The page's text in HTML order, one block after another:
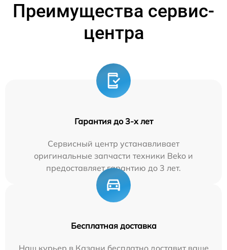
Преимущества сервис-
центра
Гарантия до 3-х лет
Сервисный центр устанавливает
оригинальные запчасти техники Beko и
предоставляет гарантию до 3 лет.
Бесплатная доставка
Наш курьер в Казани бесплатно доставит ваше